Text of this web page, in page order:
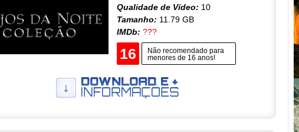
Qualidade de Vídeo: 10
Tamanho: 11.79 GB
IMDb: ???
16
Não recomendado para
menores de 16 anos!